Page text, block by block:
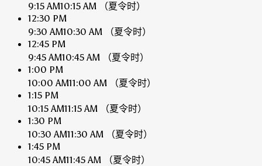
9:15 AM10:15 AM
（夏令时）
12:30 PM
9:30 AM10:30 AM
（夏令时）
12:45 PM
9:45 AM10:45 AM
（夏令时）
1:00 PM
10:00 AM11:00 AM
（夏令时）
1:15 PM
10:15 AM11:15 AM
（夏令时）
1:30 PM
10:30 AM11:30 AM
（夏令时）
1:45 PM
10:45 AM11:45 AM
（夏令时）